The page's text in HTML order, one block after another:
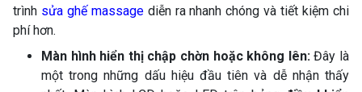
trình sửa ghế massagediễn ra nhanh chóng và tiết kiệm chi
phí hơn.
Màn hình hiển thị chập chờn hoặc không lên:Đây là
một trong những dấu hiệu đầu tiên và dễ nhận thấy